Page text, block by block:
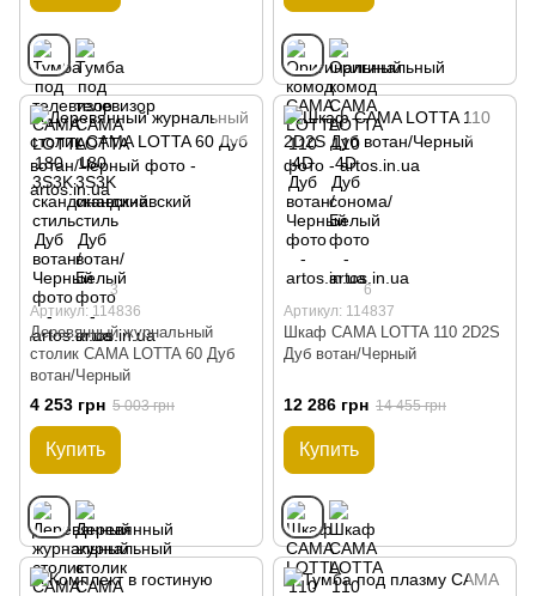
3
Артикул: 114836
Деревянный журнальный
столик CAMA LOTTA 60 Дуб
вотан/Черный
4 253 грн 5 003 грн
Купить
6
Артикул: 114837
Шкаф CAMA LOTTA 110 2D2S
Дуб вотан/Черный
12 286 грн 14 455 грн
Купить